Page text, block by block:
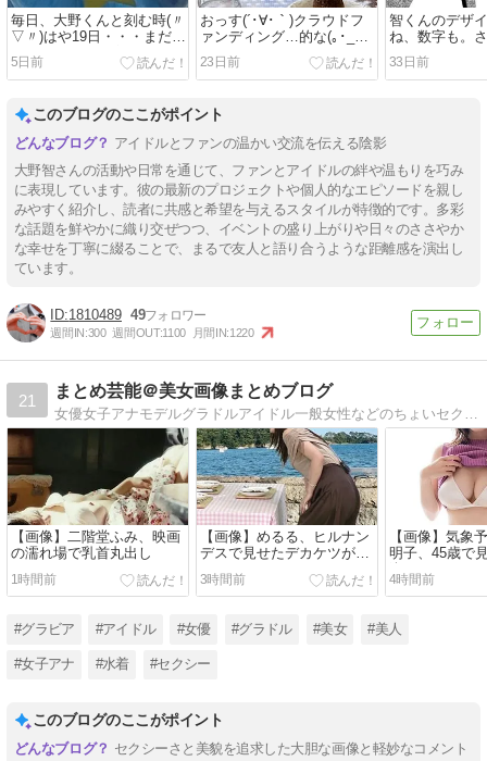
毎日、大野くんと刻む時(〃
▽〃)はや19日・・・まだ
19日？しあわせ増幅中～♪
5日前
おっす(´･∀･｀)クラウドフ
ァンディング…的な(｡･_･｡)
みんなで作る『大野智の島
「さと島』
23日前
智くんのデザ
ね、数字も。
ンまで、あと
ぐ あと9日！
33日前
このブログのここがポイント
アイドルとファンの温かい交流を伝える陰影
大野智さんの活動や日常を通じて、ファンとアイドルの絆や温もりを巧み
に表現しています。彼の最新のプロジェクトや個人的なエピソードを親し
みやすく紹介し、読者に共感と希望を与えるスタイルが特徴的です。多彩
な話題を鮮やかに織り交ぜつつ、イベントの盛り上がりや日々のささやか
な幸せを丁寧に綴ることで、まるで友人と語り合うような距離感を演出し
ています。
1810489 49
週間IN:300 週間OUT:1100 月間IN:1220
21
まとめ芸能＠美女画像まとめブログ
【画像】二階堂ふみ、映画
の濡れ場で乳首丸出し
1時間前
【画像】めるる、ヒルナン
デスで見せたデカケツがそ
そる
3時間前
【画像】気象
明子、45歳で
姿がHすぎる
4時間前
#グラビア #アイドル #女優 #グラドル #美女 #美人
#女子アナ #水着 #セクシー
このブログのここがポイント
セクシーさと美貌を追求した大胆な画像と軽妙なコメント